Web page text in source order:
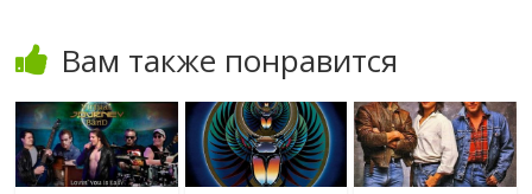
Вам также понравится